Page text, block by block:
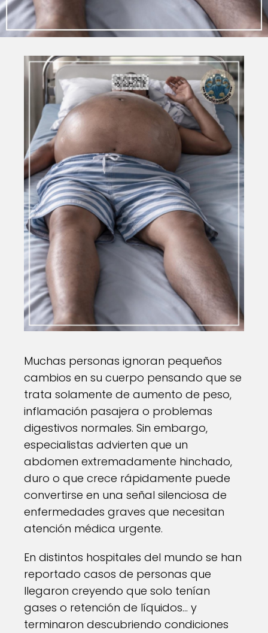
Muchas personas ignoran pequeños
cambios en su cuerpo pensando que se
trata solamente de aumento de peso,
inflamación pasajera o problemas
digestivos normales. Sin embargo,
especialistas advierten que un
abdomen extremadamente hinchado,
duro o que crece rápidamente puede
convertirse en una señal silenciosa de
enfermedades graves que necesitan
atención médica urgente.
En distintos hospitales del mundo se han
reportado casos de personas que
llegaron creyendo que solo tenían
gases o retención de líquidos… y
terminaron descubriendo condiciones